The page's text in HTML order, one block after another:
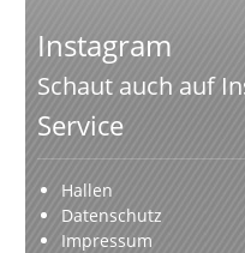
Instagram
Schaut auch auf
Service
Hallen
Datenschutz
Impressum